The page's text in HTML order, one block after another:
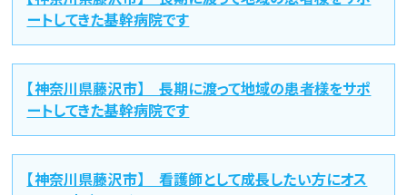
ートしてきた基幹病院です
【神奈川県藤沢市】 長期に渡って地域の患者様をサポ
ートしてきた基幹病院です
【神奈川県藤沢市】 看護師として成長したい方にオス